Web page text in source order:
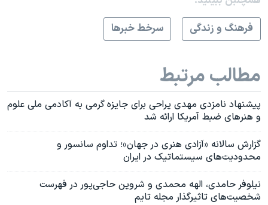
فرهنگ و زندگی
سرخط خبرها
مطالب مرتبط
پیشنهاد نامزدی مهدی یراحی برای جایزه گرمی به آکادمی ملی علوم
و هنرهای ضبط آمریکا ارائه شد
گزارش سالانه «آزادی هنری در جهان»؛ تداوم سانسور و
محدودیت‌های سیستماتیک در ایران
نیلوفر حامدی، الهه محمدی و شروین حاجی‌پور در فهرست
شخصیت‌های تاثیرگذار مجله تایم